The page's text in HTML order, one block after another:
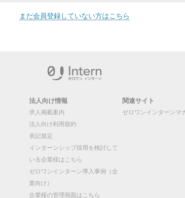
まだ会員登録していない方はこちら
法人向け情報
求人掲載案内
法人向け利用規約
表記規定
インターンシップ採用を検討して
いる企業様はこちら
ゼロワンインターン導入事例（企
業向け）
企業様の管理画面はこちら
関連サイト
ゼロワンインターンマ